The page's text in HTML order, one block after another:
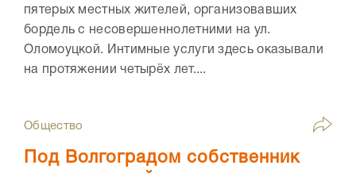
пятерых местных жителей, организовавших
бордель с несовершеннолетними на ул.
Оломоуцкой. Интимные услуги здесь оказывали
на протяжении четырёх лет....
Общество
Под Волгоградом собственник